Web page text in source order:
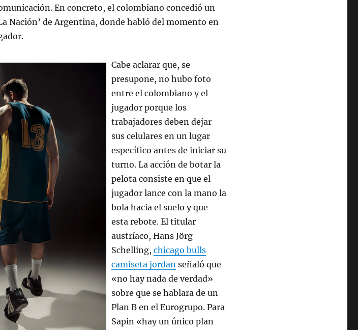
En concreto, el colombiano concedió un
Nación’ de Argentina, donde habló del momento en
Cabe aclarar que, se
presupone, no hubo foto
entre el colombiano y el
jugador porque los
trabajadores deben dejar
sus celulares en un lugar
específico antes de iniciar su
turno. La acción de botar la
pelota consiste en que el
jugador lance con la mano la
bola hacia el suelo y que
esta rebote. El titular
austríaco, Hans Jörg
Schelling,chicago bulls
camiseta jordan señaló que
«no hay nada de verdad»
sobre que se hablara de un
Plan B en el Eurogrupo. Para
Sapin «hay un único plan